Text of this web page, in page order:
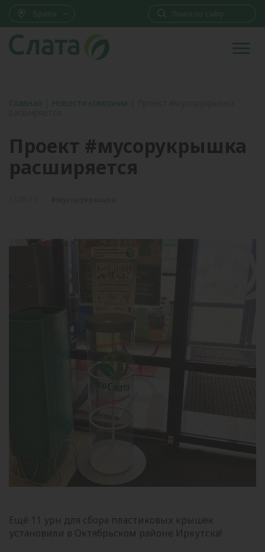
Братск
Главная Новости компании
Проект #мусорукрышка
расширяется
Ещё 11 урн для сбора пластиковых крышек
установили в Октябрьском районе Иркутска!